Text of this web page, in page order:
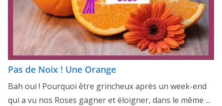
Pas de Noix ! Une Orange
Bah oui ! Pourquoi être grincheux après un week-end
qui a vu nos Roses gagner et éloigner, dans le même ...